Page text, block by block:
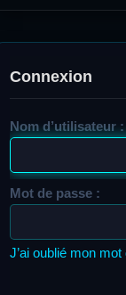
Connexion
Nom d’utilisateur :
Mot de passe :
J’ai oublié mon